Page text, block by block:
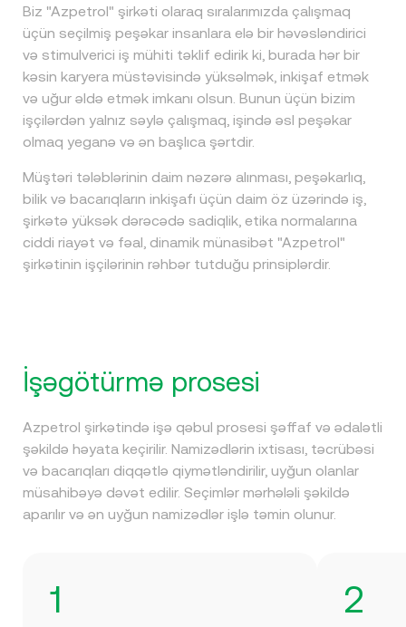
Biz "Azpetrol" şirkəti olaraq sıralarımızda çalışmaq
üçün seçilmiş peşəkar insanlara elə bir həvəsləndirici
və stimulverici iş mühiti təklif edirik ki, burada hər bir
kəsin karyera müstəvisində yüksəlmək, inkişaf etmək
və uğur əldə etmək imkanı olsun. Bunun üçün bizim
işçilərdən yalnız səylə çalışmaq, işində əsl peşəkar
olmaq yeganə və ən başlıca şərtdir.
Müştəri tələblərinin daim nəzərə alınması, peşəkarlıq,
bilik və bacarıqların inkişafı üçün daim öz üzərində iş,
şirkətə yüksək dərəcədə sadiqlik, etika normalarına
ciddi riayət və fəal, dinamik münasibət "Azpetrol"
şirkətinin işçilərinin rəhbər tutduğu prinsiplərdir.
İşəgötürmə prosesi
Azpetrol şirkətində işə qəbul prosesi şəffaf və ədalətli
şəkildə həyata keçirilir. Namizədlərin ixtisası, təcrübəsi
və bacarıqları diqqətlə qiymətləndirilir, uyğun olanlar
müsahibəyə dəvət edilir. Seçimlər mərhələli şəkildə
aparılır və ən uyğun namizədlər işlə təmin olunur.
1 2